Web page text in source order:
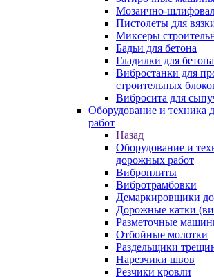
Мозаично-
Пистолеты для
Миксеры
Бадьи для бетона
Гладилки для бетона
Вибростанки для
строительных
Вибросита для
Оборудование и техника
работ
Назад
Оборудование и
дорожных работ
Виброплиты
Вибротрамбовки
Демаркировщики
Дорожные катки
Разметочные
Отбойные молотки
Раздельщики
Нарезчики швов
Резчики кровли